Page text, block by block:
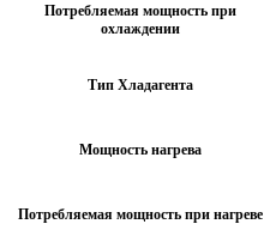
Потребляемая мощность при
охлаждении
Тип Хладагента
Мощность нагрева
Потребляемая мощность при нагреве